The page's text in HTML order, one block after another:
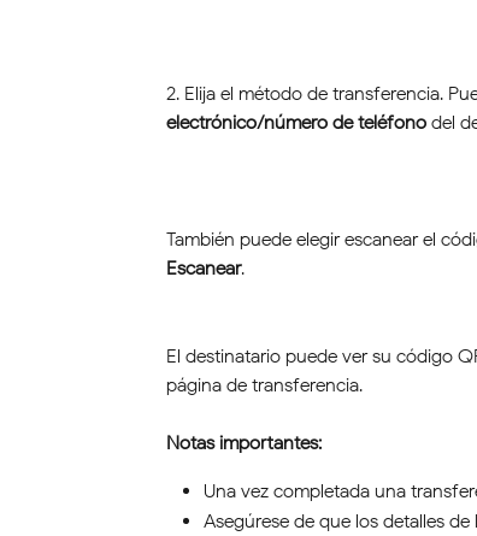
2. Elija el método de transferencia.
electrónico/número de teléfono del
También puede elegir escanear el
Escanear.
El destinatario puede ver su código
página de transferencia.
Notas importantes:
Una vez completada una
Asegúrese de que los detalles